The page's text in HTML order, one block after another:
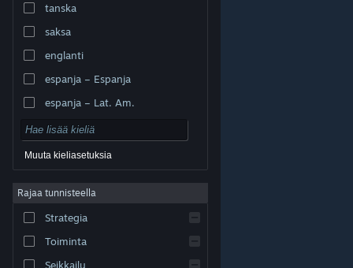
© Valve Corporation. Kaikki oikeudet pidätetään. Kaikki
Yhdysvalloissa ja kaikkialla maailmassa.
Helppokäyttötoiminnot
Hyvitykset|Evästeet
tanska
saksa
englanti
espanja – Espanja
espanja – Lat. Am.
Muuta kieliasetuksia
Rajaa tunnisteella
Strategia
Toiminta
Seikkailu